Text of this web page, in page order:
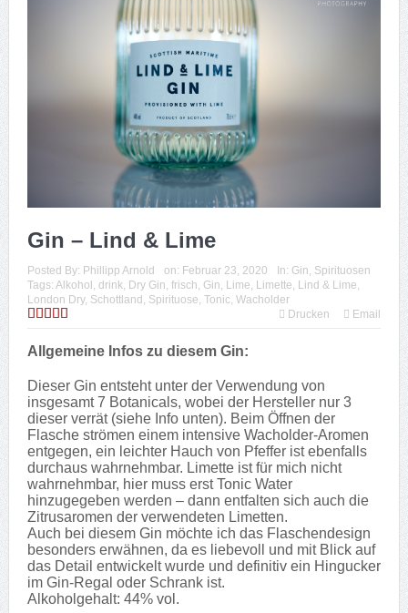
Gin – Lind & Lime
Posted By: Phillipp Arnold on: Februar 23, 2020 In: Gin, Spirituosen
Tags: Alkohol , drink, Dry Gin, frisch, Gin, Lime, Limette, Lind & Lime,
London Dry, Schottland , Spirituose, Tonic, Wacholder
Drucken
Email
Allgemeine Infos zu diesem Gin:
Dieser Gin entsteht unter der Verwendung von
insgesamt 7 Botanicals, wobei der Hersteller nur 3
dieser verrät (siehe Info unten). Beim Öffnen der
Flasche strömen einem intensive Wacholder-Aromen
entgegen, ein leichter Hauch von Pfeffer ist ebenfalls
durchaus wahrnehmbar. Limette ist für mich nicht
wahrnehmbar, hier muss erst Tonic Water
hinzugegeben werden – dann entfalten sich auch die
Zitrusaromen der verwendeten Limetten.
Auch bei diesem Gin möchte ich das Flaschendesign
besonders erwähnen, da es liebevoll und mit Blick auf
das Detail entwickelt wurde und definitiv ein Hingucker
im Gin-Regal oder Schrank ist.
Alkoholgehalt: 44% vol.